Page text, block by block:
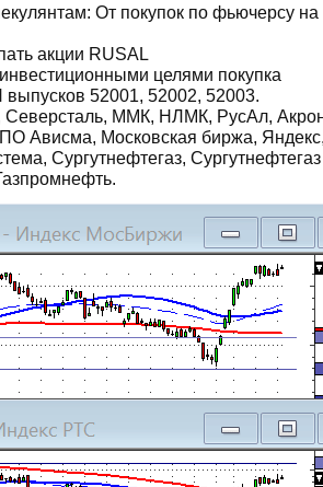
От покупок по фьючерсу на
акции RUSAL
целями покупка
52001, 52002, 52003.
Северсталь, ММК, НЛМК, РусАл,
Ависма, Московская биржа,
Сургутнефтегаз,